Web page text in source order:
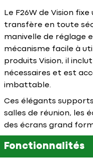
Le F26W de Vision
transfère en toute
manivelle de réglage
mécanisme facile à
produits Vision, il
nécessaires et est
imbattable.
Ces élégants
salles de réunion, les
des écrans grand
Fonctionnalités